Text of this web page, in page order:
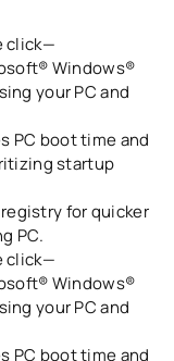
click—
Windows®
your PC and
PC boot time and
startup
for quicker
PC.
click—
Windows®
your PC and
PC boot time and